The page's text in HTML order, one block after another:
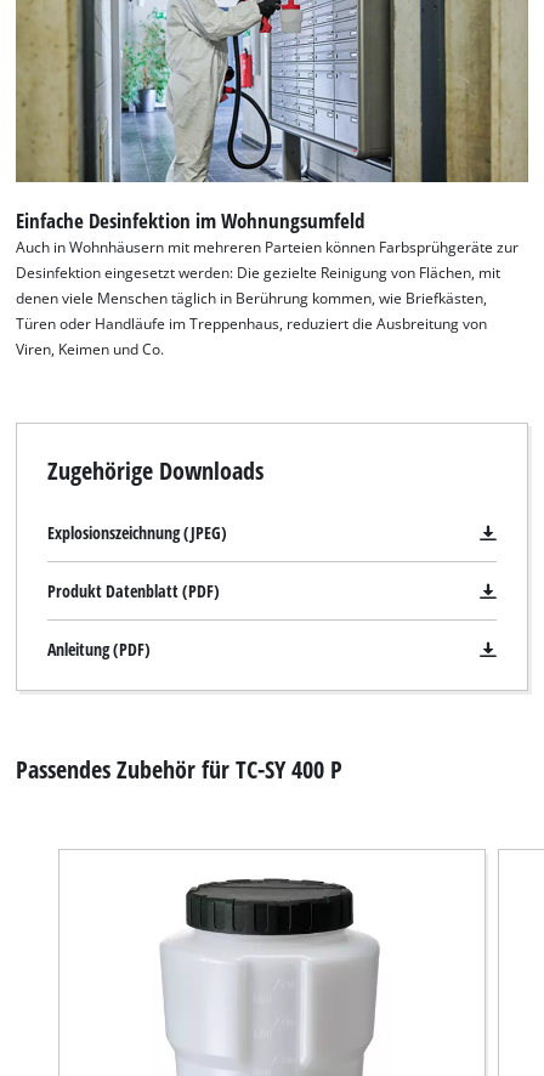
Wir benötigen deine Zustimmung, um
Google Maps laden zu können!
visitor. The website owner needs to setup
to the list of technologies used.
Einfache Desinfektion im Wohnungsumfeld
Auch in Wohnhäusern mit mehreren Parteien können Farbsprühgeräte zur
Desinfektion eingesetzt werden: Die gezielte Reinigung von Flächen, mit
denen viele Menschen täglich in Berührung kommen, wie Briefkästen,
Türen oder Handläufe im Treppenhaus, reduziert die Ausbreitung von
Viren, Keimen und Co.
Zugehörige Downloads
Explosionszeichnung (JPEG)
Produkt Datenblatt (PDF)
Anleitung (PDF)
Passendes Zubehör für TC-SY 400 P